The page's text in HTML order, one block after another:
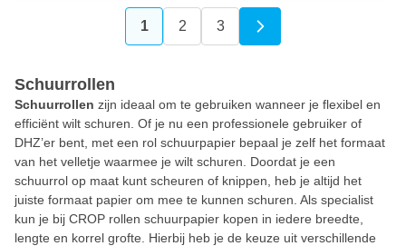
U lees momenteel pagina
1 Pagina
2 Pagina
3
Schuurrollen
Schuurrollen zijn ideaal om te gebruiken wanneer je flexibel en
efficiënt wilt schuren. Of je nu een professionele gebruiker of
DHZ’er bent, met een rol schuurpapier bepaal je zelf het formaat
van het velletje waarmee je wilt schuren. Doordat je een
schuurrol op maat kunt scheuren of knippen, heb je altijd het
juiste formaat papier om mee te kunnen schuren. Als specialist
kun je bij CROP rollen schuurpapier kopen in iedere breedte,
lengte en korrel grofte. Hierbij heb je de keuze uit verschillende